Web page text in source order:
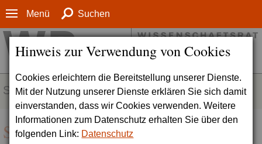
Hinweis zur Verwendung von Cookies
Cookies erleichtern die Bereitstellung unserer Dienste.
Mit der Nutzung unserer Dienste erklären Sie sich damit
einverstanden, dass wir Cookies verwenden. Weitere
Informationen zum Datenschutz erhalten Sie über den
folgenden Link: Datenschutz
Menü Suchen
SERVICE
Stellungnahme des